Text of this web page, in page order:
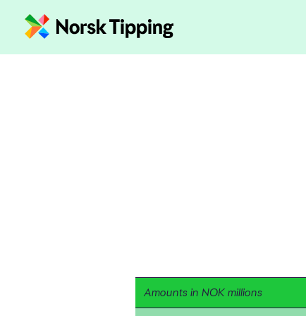
Amounts in NOK millions